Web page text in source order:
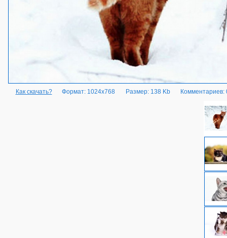
Как скачать? Формат: 1024x768 Размер: 138 Kb Комментариев: